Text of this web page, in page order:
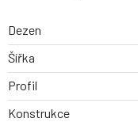
Dezen
Šířka
Profil
Konstrukce